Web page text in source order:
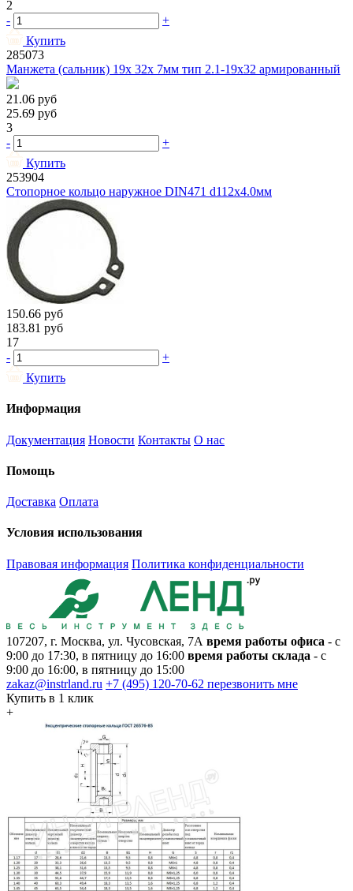
2
-
+
Купить
285073
Манжета (сальник) 19х 32х 7мм тип 2.1-19х32 армированный
21.06 руб
25.69 руб
3
-
+
Купить
253904
Стопорное кольцо наружное DIN471 d112х4.0мм
150.66 руб
183.81 руб
17
-
+
Купить
Информация
Документация Новости Контакты О нас
Помощь
Доставка Оплата
Условия использования
Правовая информация Политика конфиденциальности
107207, г. Москва, ул. Чусовская, 7А время работы офиса - с
9:00 до 17:30, в пятницу до 16:00 время работы склада - с
9:00 до 16:00, в пятницу до 15:00
zakaz@instrland.ru +7 (495) 120-70-62 перезвонить мне
Купить в 1 клик
+